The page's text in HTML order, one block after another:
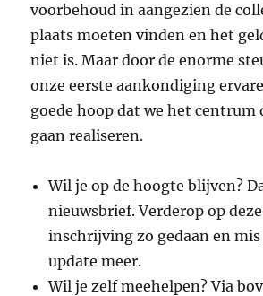
voorbehoud in aangezien de
plaats moeten vinden en het
niet is. Maar door de enorme
onze eerste aankondiging
goede hoop dat we het
gaan realiseren.
Wil je op de hoogte blijven?
nieuwsbrief. Verderop op
inschrijving zo gedaan en mis
update meer.
Wil je zelf meehelpen? Via